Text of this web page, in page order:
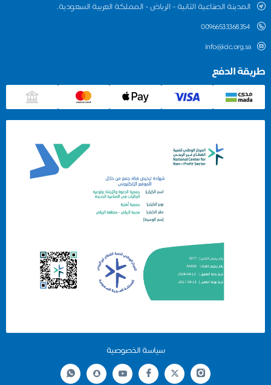
المدينة الصناعية الثانية - الرياض - المملكة العربية السعودية.
info@icic.org.sa
الدفع
سياسة الخصوصية